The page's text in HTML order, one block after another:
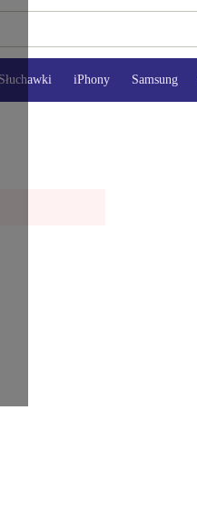
Słuchawki iPhony Samsung